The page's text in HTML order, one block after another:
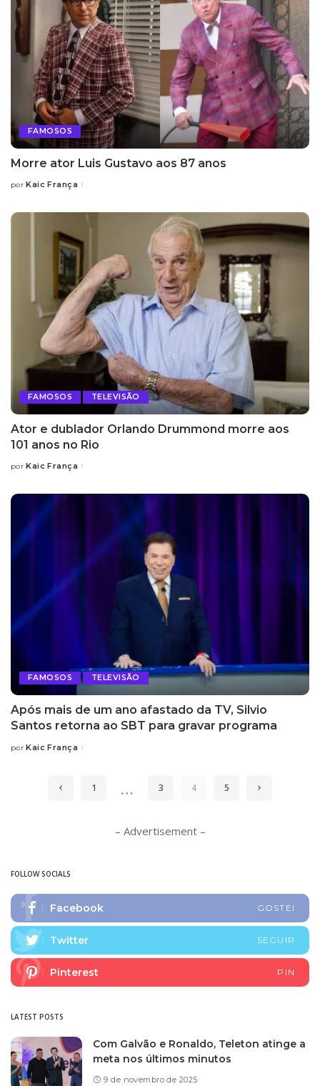
FAMOSOS
Morre ator Luis Gustavo aos 87 anos
Posted
por Kaic França
FAMOSOS TELEVISÃO
Ator e dublador Orlando Drummond morre aos
101 anos no Rio
Posted
por Kaic França
FAMOSOS TELEVISÃO
Após mais de um ano afastado da TV, Silvio
Santos retorna ao SBT para gravar programa
Posted
por Kaic França
1 … 3 4 5
– Advertisement –
FOLLOW SOCIALS
Facebook GOSTEI
Twitter SEGUIR
Pinterest PIN
LATEST POSTS
Com Galvão e Ronaldo, Teleton atinge a
meta nos últimos minutos
9 de novembro de 2025